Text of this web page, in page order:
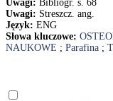
Uwagi: Bibliogr. s. 68
Uwagi: Streszcz. ang.
Język: ENG
Słowa kluczowe:
NAUKOWE ; Parafina ;